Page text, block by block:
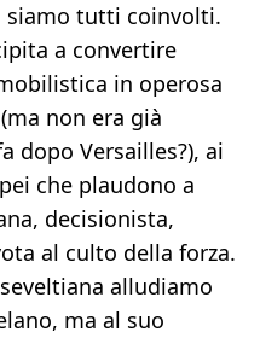
siamo tutti coinvolti.
a convertire
in operosa
non era già
dopo Versailles?), ai
che plaudono a
decisionista,
al culto della forza.
alludiamo
ma al suo